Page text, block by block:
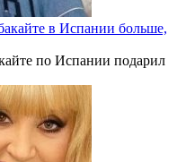
в Испании больше,
по Испании подарил